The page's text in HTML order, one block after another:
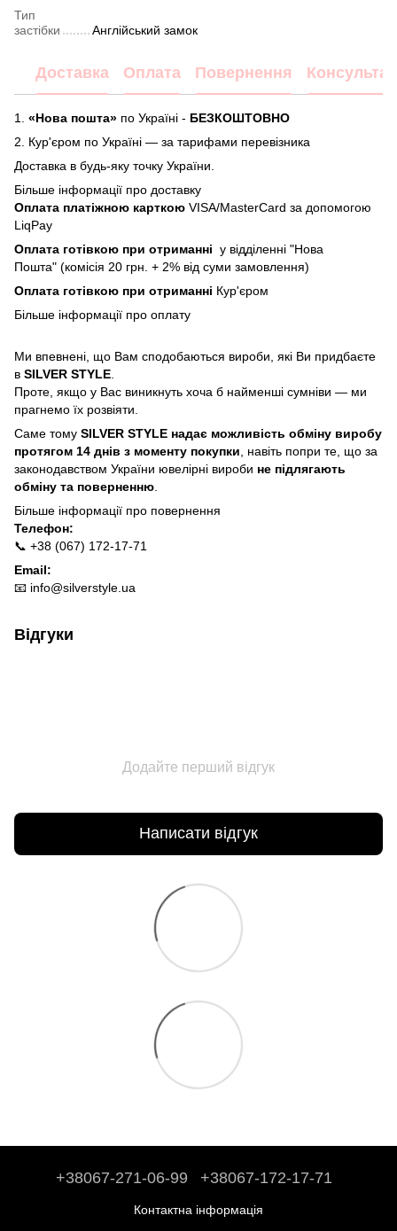
Тип
застібки
Англійський замок
Доставка Оплата Повернення
1. «Нова пошта» по Україні - БЕЗКОШТОВНО
2.
Кур'єром по Україні — за тарифами перевізника
Доставка в будь-яку точку України.
Більше інформації про доставку
Оплата платіжною карткою VISA/MasterCard за допомогою
LiqPay
Оплата готівкою при отриманні у відділенні "Нова
Пошта" (комісія 20 грн. + 2% від суми замовлення)
Оплата готівкою при отриманні Кур'єром
Більше інформації про оплату
Ми впевнені, що Вам сподобаються вироби, які Ви придбаєте
в SILVER STYLE
Проте, якщо у Вас виникнуть хоча б найменші сумніви — ми
прагнемо їх розвіяти.
Саме тому SILVER STYLE надає можливість обміну виробу
протягом 14 днів з моменту покупки , навіть попри те, що за
законодавством України ювелірні вироби не підлягають
обміну та поверненню
Більше інформації про повернення
Телефон:
📞 +38 (067) 172-17-71
Email:
📧 info@silverstyle.ua
Відгуки
Додайте перший відгук
Написати відгук
+38067-271-06-99 +38067-172-17-71
Контактна інформація